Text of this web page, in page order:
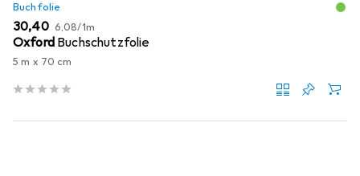
Buchfolie
EUR
30,40 EUR
6,08/1m
Oxford Buchschutzfolie
5 m x 70 cm